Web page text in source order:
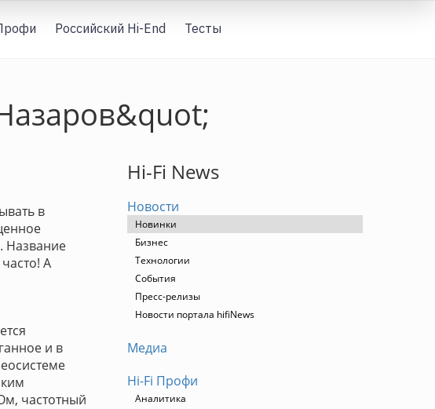
Российский Hi-End Тесты
в
Название
А
и в
частотный
Hi-Fi News
Новости
Новинки
Бизнес
Технологии
События
Пресс-релизы
Новости портала hifiNews
Медиа
Hi-Fi Профи
Аналитика